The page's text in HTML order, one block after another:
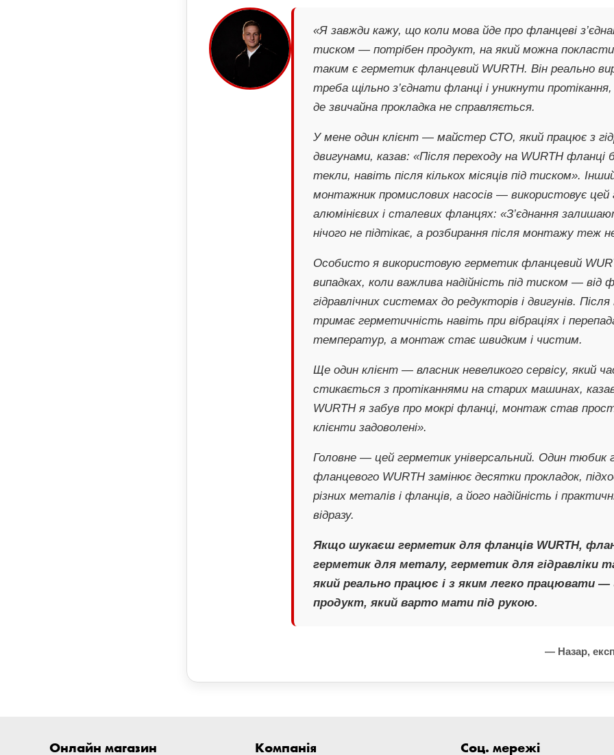
«Я завжди кажу, що коли мова йде про фланцеві
тиском — потрібен продукт, на який можна
таким є герметик фланцевий WURTH. Він реально
треба щільно з’єднати фланці і уникнути
де звичайна прокладка не справляється.
У мене один клієнт — майстер СТО, який працює з
двигунами, казав: «Після переходу на WURTH фланці
текли, навіть після кількох місяців під тиском».
монтажник промислових насосів — використовує цей
алюмінієвих і сталевих фланцях: «З’єднання
нічого не підтікає, а розбирання після монтажу теж
Особисто я використовую герметик фланцевий
випадках, коли важлива надійність під тиском — від
гідравлічних системах до редукторів і двигунів. Після
тримає герметичність навіть при вібраціях і
температур, а монтаж стає швидким і чистим.
Ще один клієнт — власник невеликого сервісу, який
стикається з протіканнями на старих машинах,
WURTH я забув про мокрі фланці, монтаж став
клієнти задоволені».
Головне — цей герметик універсальний. Один тюбик
фланцевого WURTH замінює десятки прокладок,
різних металів і фланців, а його надійність і
відразу.
Якщо шукаєш герметик для фланців WURTH,
герметик для металу, герметик для гідравліки
який реально працює і з яким легко працювати
продукт, який варто мати під рукою.
— Назар,
Онлайн магазин Компанія Соц. мережі